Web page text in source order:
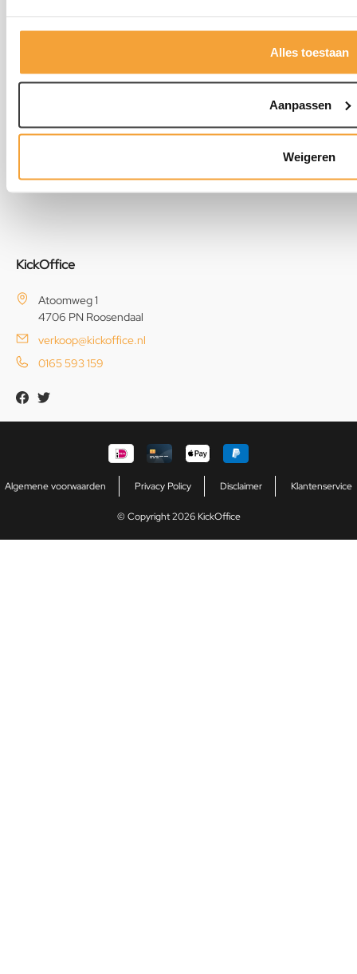
Alles toestaan
Aanpassen
Weigeren
KickOffice
Atoomweg 1
4706 PN Roosendaal
verkoop@kickoffice.nl
0165 593 159
© Copyright 2026 KickOffice
Algemene voorwaarden Privacy Policy Disclaimer Klantenservice